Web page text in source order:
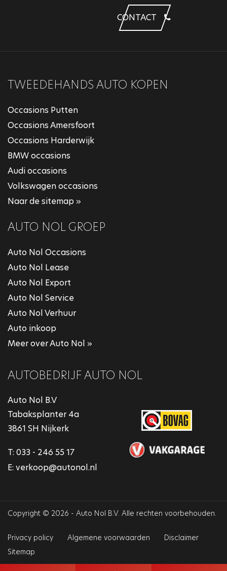
CONTACT
TWEEDEHANDS AUTO KOPEN
Occasions Putten
Occasions Amersfoort
Occasions Harderwijk
BMW occasions
Audi occasions
Volkswagen occasions
Naar de sitemap »
AUTO NOL GROEP
Auto Nol Occasions
Auto Nol Lease
Auto Nol Export
Auto Nol Service
Auto Nol Verhuur
Auto inkoop
Meer over Auto Nol »
AUTOBEDRIJF AUTO NOL
Auto Nol B.V
Tabaksplanter 4a
3861 SH Nijkerk
T: 033 - 246 55 17
E: verkoop@autonol.nl
Copyright © 2026 - Auto Nol B.V. Alle rechten voorbehouden.
Privacy policy Algemene voorwaarden
Disclaimer
Sitemap